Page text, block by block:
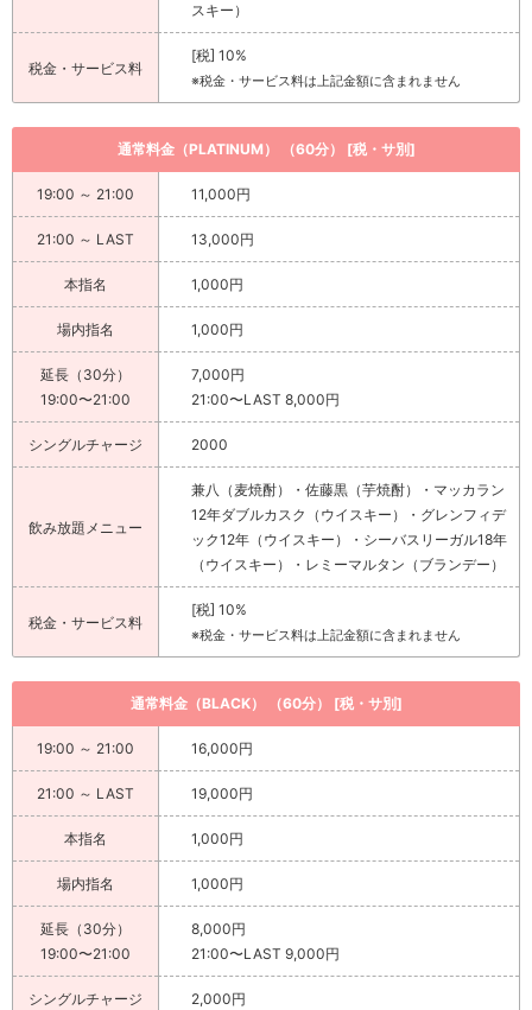
スキー）
税金・サービス料
[税] 10%
※税金・サービス料は上記金額に含まれません
通常料金（PLATINUM） （60分） [税・サ別]
19:00 ～ 21:00 11,000円
21:00 ～ LAST 13,000円
本指名 1,000円
場内指名 1,000円
延長（30分）
19:00〜21:00
7,000円
21:00〜LAST 8,000円
シングルチャージ 2000
飲み放題メニュー
兼八（麦焼酎）・佐藤黒（芋焼酎）・マッカラン
12年ダブルカスク（ウイスキー）・グレンフィデ
ック12年（ウイスキー）・シーバスリーガル18年
（ウイスキー）・レミーマルタン（ブランデー）
税金・サービス料
[税] 10%
※税金・サービス料は上記金額に含まれません
通常料金（BLACK） （60分） [税・サ別]
19:00 ～ 21:00 16,000円
21:00 ～ LAST 19,000円
本指名 1,000円
場内指名 1,000円
延長（30分）
19:00〜21:00
8,000円
21:00〜LAST 9,000円
シングルチャージ 2,000円